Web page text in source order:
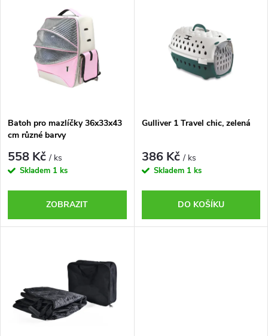
p
r
o
d
t
Nejprodávanější
Abecedně
s
p
r
d
k
Batoh pro mazlíčky 36x33x43
cm různé barvy
558 Kč/ ks
Skladem 1 ks
ZOBRAZIT
Gulliver 1 Travel chic, zelená
386 Kč/ ks
Skladem 1 ks
DO KOŠÍKU